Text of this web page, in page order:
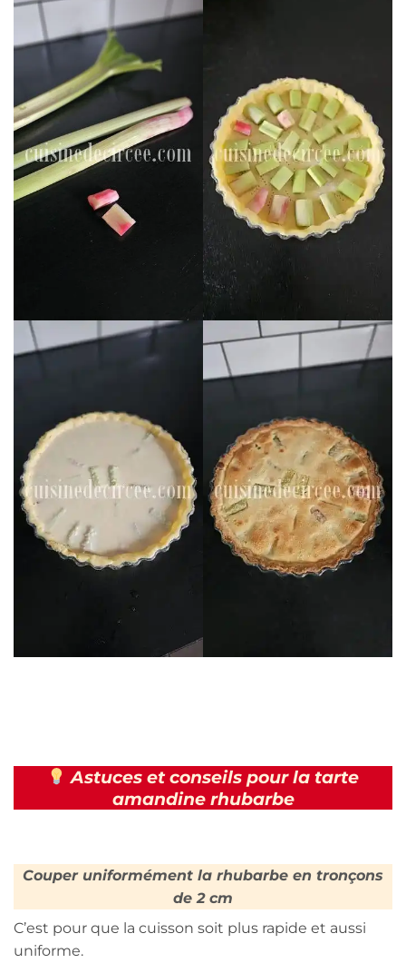
Astuces et conseils pour la tarte
amandine rhubarbe
Couper uniformément la rhubarbe en tronçons
de 2 cm
C’est pour que la cuisson soit plus rapide et aussi
uniforme.